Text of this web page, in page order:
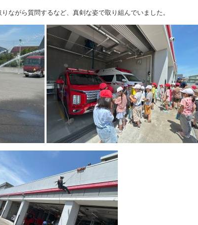
ながら質問するなど、真剣な姿で取り組んでいました。